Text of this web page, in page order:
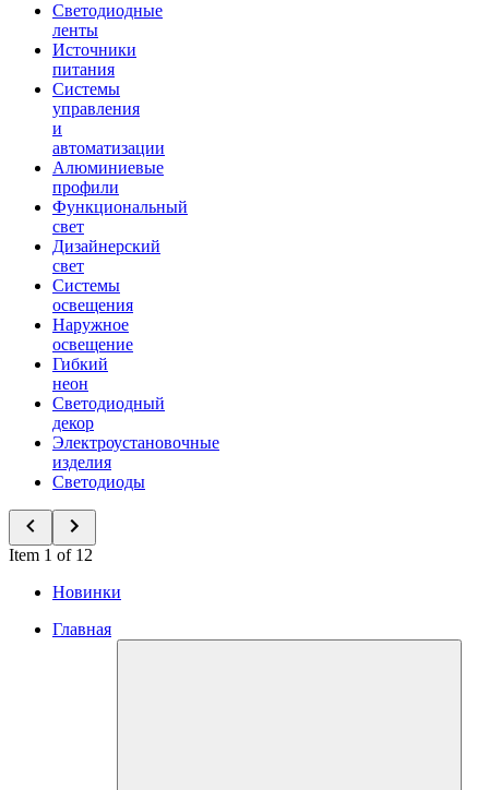
Светодиодные
ленты
Источники
питания
Системы
управления
и
автоматизации
Алюминиевые
профили
Функциональный
свет
Дизайнерский
свет
Системы
освещения
Наружное
освещение
Гибкий
неон
Светодиодный
декор
Электроустановочные
изделия
Светодиоды
Item 1 of 12
Новинки
Главная